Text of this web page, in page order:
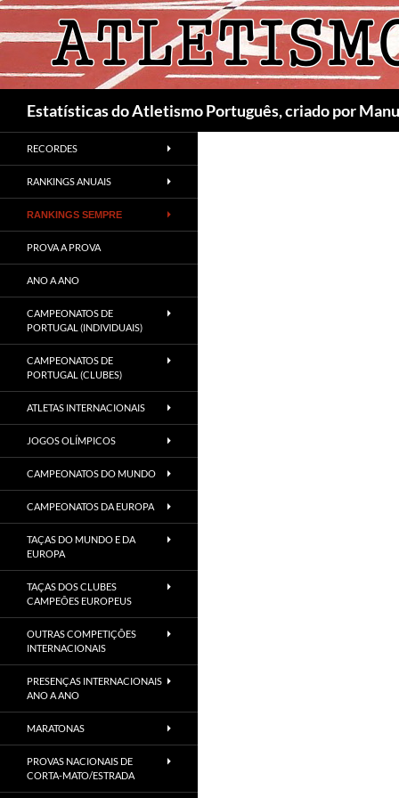
Skip
to
Estatísticas do Atletismo Português, criado por
RECORDES
RANKINGS ANUAIS
RANKINGS SEMPRE
PROVA A PROVA
ANO A ANO
CAMPEONATOS DE
PORTUGAL (INDIVIDUAIS)
CAMPEONATOS DE
PORTUGAL (CLUBES)
ATLETAS INTERNACIONAIS
JOGOS OLÍMPICOS
CAMPEONATOS DO MUNDO
CAMPEONATOS DA EUROPA
TAÇAS DO MUNDO E DA
EUROPA
TAÇAS DOS CLUBES
CAMPEÕES EUROPEUS
OUTRAS COMPETIÇÕES
INTERNACIONAIS
PRESENÇAS INTERNACIONAIS
ANO A ANO
MARATONAS
PROVAS NACIONAIS DE
CORTA-MATO/ESTRADA